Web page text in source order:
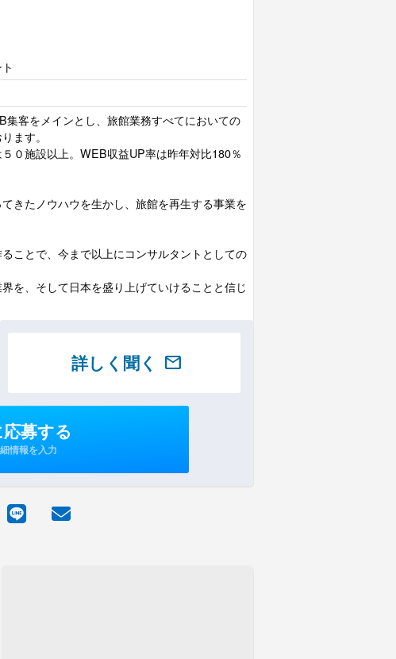
集客をメインとし、旅館業務すべてにおいての
ます。
０施設以上。WEB収益UP率は昨年対比180％
きたノウハウを生かし、旅館を再生する事業を
ことで、今まで以上にコンサルタントとしての
を、そして日本を盛り上げていけることと信じ
詳しく聞く mail
募する
情報を入力